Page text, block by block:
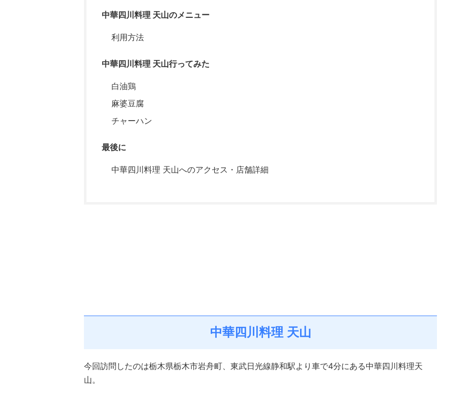
中華四川料理 天山のメニュー
利用方法
中華四川料理 天山行ってみた
白油鶏
麻婆豆腐
チャーハン
最後に
中華四川料理 天山へのアクセス・店舗詳細
中華四川料理 天山
今回訪問したのは栃木県栃木市岩舟町、東武日光線静和駅より車で4分にある中華四川料理天
山。